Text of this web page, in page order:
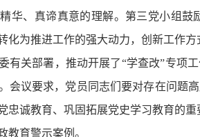
华、真谛真意的理解。第三党小组
化为推进工作的强大动力，创新工作方
有关部署，推动开展了“学查改”专项
会议要求，党员同志们要对存在问题
忠诚教育、巩固拓展党史学习教育的
教育警示案例。